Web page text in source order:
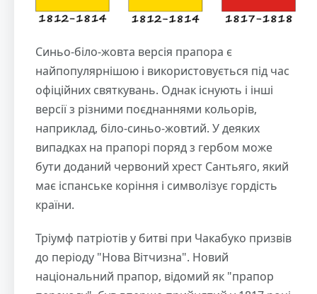
Синьо-біло-жовта версія прапора є
найпопулярнішою і використовується під час
офіційних святкувань. Однак існують і інші
версії з різними поєднаннями кольорів,
наприклад, біло-синьо-жовтий. У деяких
випадках на прапорі поряд з гербом може
бути доданий червоний хрест Сантьяго, який
має іспанське коріння і символізує гордість
країни.
Тріумф патріотів у битві при Чакабуко призвів
до періоду "Нова Вітчизна". Новий
національний прапор, відомий як "прапор